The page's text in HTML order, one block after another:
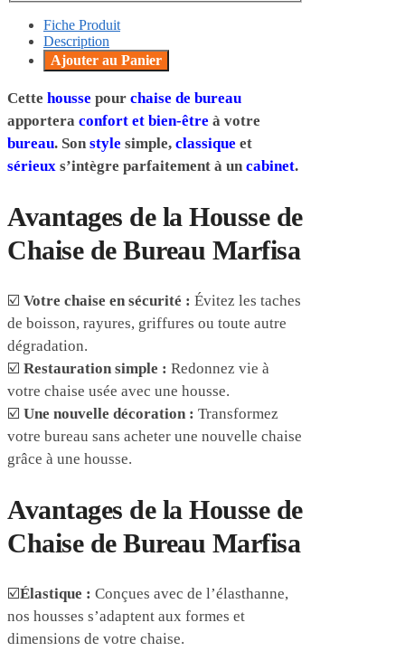
Fiche Produit
Description
Ajouter au Panier
Cette housse pour chaise de bureau
apportera confort et bien-être à votre
bureau. Son style simple, classique et
sérieux s’intègre parfaitement à un cabinet.
Avantages de la Housse de
Chaise de Bureau Marfisa
☑️ Votre chaise en sécurité : Évitez les taches
de boisson, rayures, griffures ou toute autre
dégradation.
☑️ Restauration simple : Redonnez vie à
votre chaise usée avec une housse.
☑️ Une nouvelle décoration : Transformez
votre bureau sans acheter une nouvelle chaise
grâce à une housse.
Avantages de la Housse de
Chaise de Bureau Marfisa
☑️Élastique : Conçues avec de l’élasthanne,
nos housses s’adaptent aux formes et
dimensions de votre chaise.